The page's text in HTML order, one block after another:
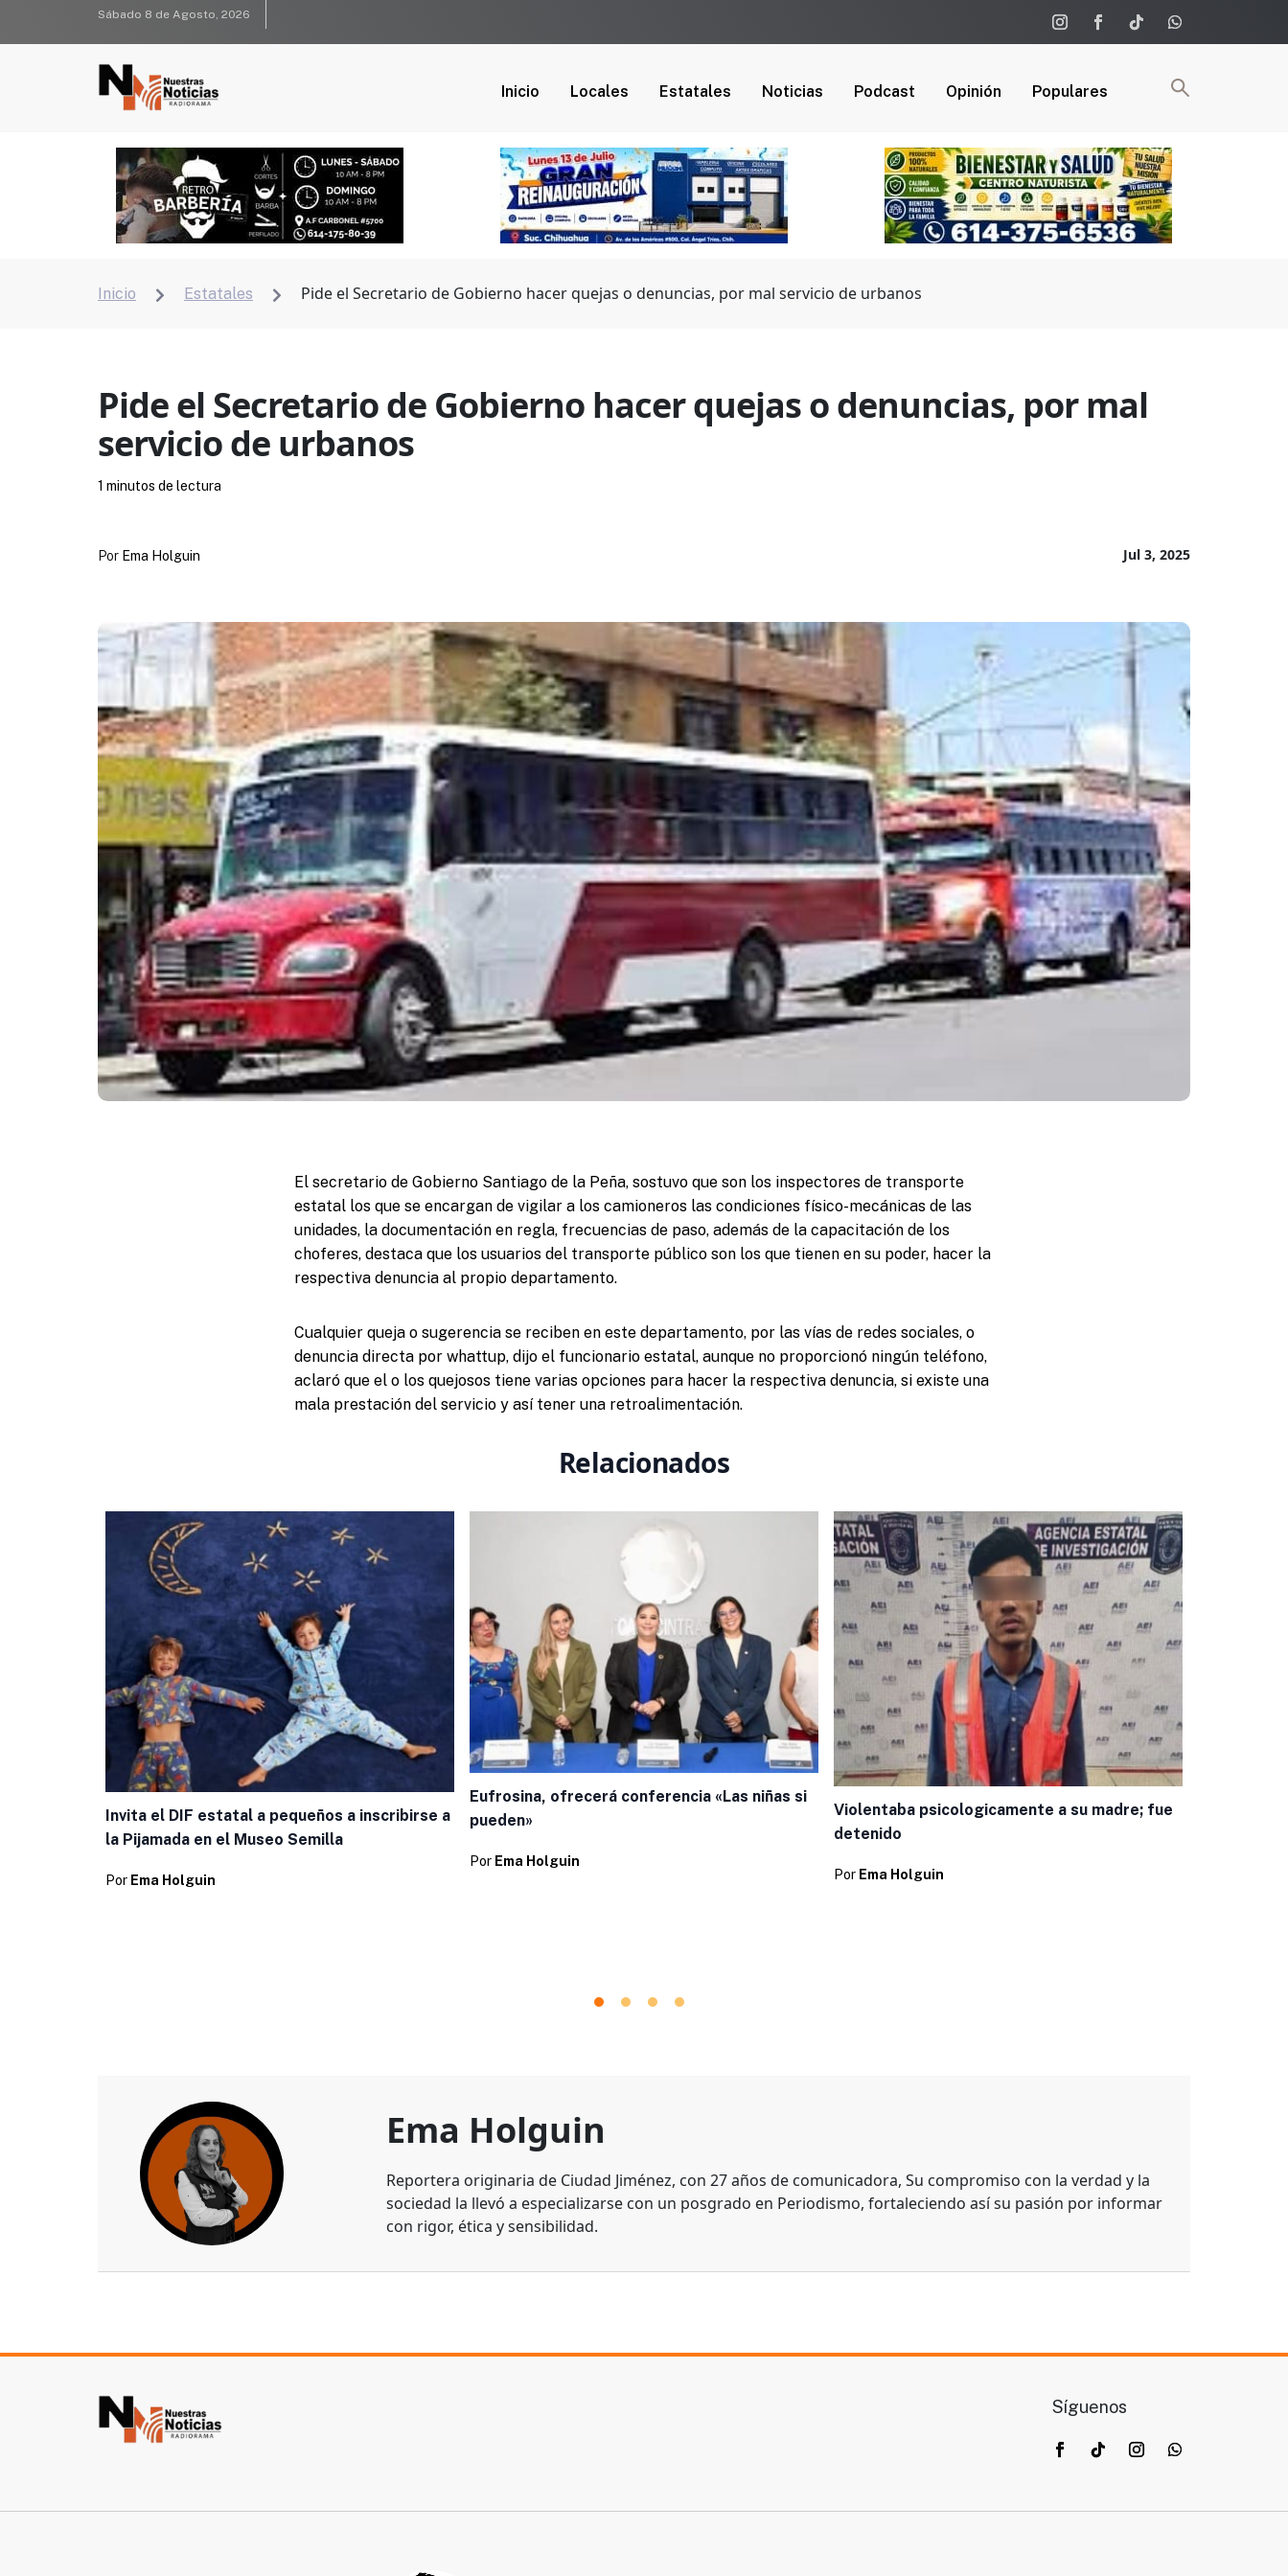
Sábado 8 de Agosto, 2026
Inicio Locales Estatales Noticias Podcast Opinión Populares
Inicio  Estatales  Pide el Secretario de Gobierno hacer quejas o denuncias, por mal servicio de urbanos
Pide el Secretario de Gobierno hacer quejas o denuncias, por mal
servicio de urbanos
Jul 3, 2025
Por Ema Holguin
1 minutos de lectura
El secretario de Gobierno Santiago de la Peña, sostuvo que son los inspectores de transporte
estatal los que se encargan de vigilar a los camioneros las condiciones físico-mecánicas de las
unidades, la documentación en regla, frecuencias de paso, además de la capacitación de los
choferes, destaca que los usuarios del transporte público son los que tienen en su poder, hacer la
respectiva denuncia al propio departamento.
Cualquier queja o sugerencia se reciben en este departamento, por las vías de redes sociales, o
denuncia directa por whattup, dijo el funcionario estatal, aunque no proporcionó ningún teléfono,
aclaró que el o los quejosos tiene varias opciones para hacer la respectiva denuncia, si existe una
mala prestación del servicio y así tener una retroalimentación.
Relacionados
Invita el DIF estatal a pequeños a inscribirse a
la Pijamada en el Museo Semilla
Por Ema Holguin
Eufrosina, ofrecerá conferencia «Las niñas si
pueden»
Por Ema Holguin
Violentaba psicologicamente a su madre; fue
detenido
Por Ema Holguin
Ema Holguin
Reportera originaria de Ciudad Jiménez, con 27 años de comunicadora, Su compromiso con la verdad y la
sociedad la llevó a especializarse con un posgrado en Periodismo, fortaleciendo así su pasión por informar
con rigor, ética y sensibilidad.
Síguenos